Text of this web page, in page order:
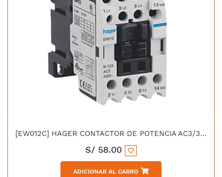
[EW012C] HAGER CONTACTOR DE POTENCIA AC3/380V 12 AMP 1NA BOBINA 220V 50/60HZ UL CE IEC-60947-4-1
S/ 58.00
ADICIONAR AL CARRO